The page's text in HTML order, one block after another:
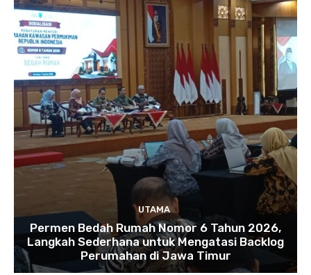
UTAMA
Permen Bedah Rumah Nomor 6 Tahun 2026,
Langkah Sederhana untuk Mengatasi Backlog
Perumahan di Jawa Timur